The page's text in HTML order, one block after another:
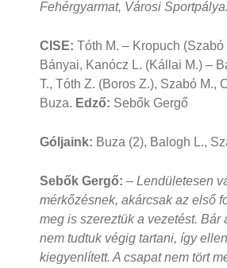
Fehérgyarmat, Városi Sportpálya.
CISE: Tóth M. – Kropuch (Szabó
Bányai, Kanócz L. (Kállai M.) –
T., Tóth Z. (Boros Z.), Szabó M.,
Buza. Edző: Sebők Gergő
Góljaink: Buza (2), Balogh L.,
Sebők Gergő: – Lendületesen
mérkőzésnek, akárcsak az első
meg is szereztük a vezetést. Bár
nem tudtuk végig tartani, így
kiegyenlített. A csapat nem tört